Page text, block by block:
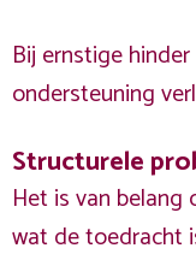
Bij ernstige
ondersteuning
Structurele
Het is van belang
wat de toedracht